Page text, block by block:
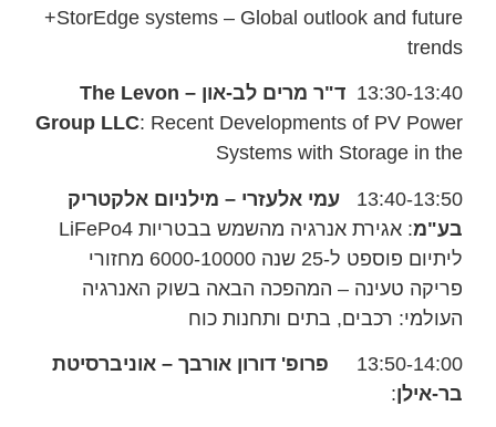
+StorEdge systems – Global outlook and future
trends
13:30-13:40 ד"ר מרים לב-און – The Levon
Group LLC: Recent Developments of PV Power
Systems with Storage in the
13:40-13:50 עמי אלעזרי – מילניום אלקטריק
בע"מ
: אגירת אנרגיה מהשמש בבטריות LiFePo4
ליתיום פוספט ל-25 שנה 6000-10000 מחזורי
פריקה טעינה – המהפכה הבאה בשוק האנרגיה
העולמי: רכבים, בתים ותחנות כוח
13:50-14:00 פרופ' דורון אורבך – אוניברסיטת
בר-אילן: